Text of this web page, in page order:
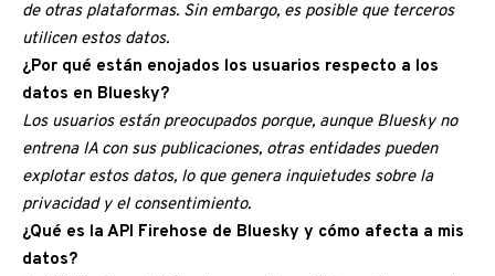
de otras plataformas. Sin embargo, es posible que terceros
utilicen estos datos.
¿Por qué están enojados los usuarios respecto a los
datos en Bluesky?
Los usuarios están preocupados porque, aunque Bluesky no
entrena IA con sus publicaciones, otras entidades pueden
explotar estos datos, lo que genera inquietudes sobre la
privacidad y el consentimiento.
¿Qué es la API Firehose de Bluesky y cómo afecta a mis
datos?